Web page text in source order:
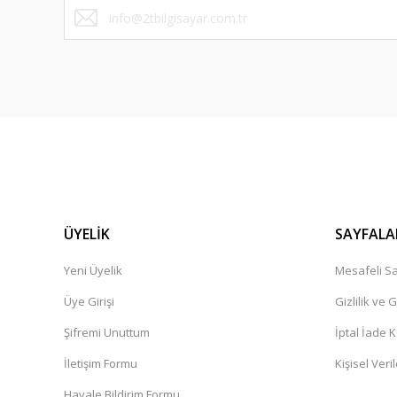
ÜYELİK
Yeni Üyelik
Üye Girişi
Şifremi Unuttum
İletişim Formu
Mesafeli
Gizlilik ve
İptal İade
Kişisel